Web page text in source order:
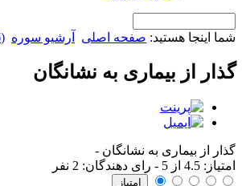
شما اینجا هستید: صفحه اصلی آرشیو سوره (66-67) شماره یازدهم
گذار از بیماری به نشانگان
گذار از بیماری به نشانگان -
امتياز: 4.5 از 5 - رای دهندگان: 2 نفر